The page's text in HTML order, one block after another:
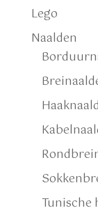
Lego
Naalden
Tunische